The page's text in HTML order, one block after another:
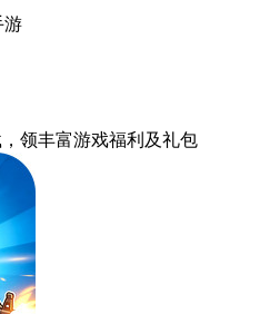
游
，领丰富游戏福利 及礼包